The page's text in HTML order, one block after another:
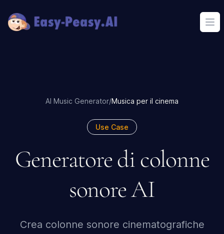
AI Music Generator/Musica per il cinema
Use Case
Generatore di colonne
sonore AI
Crea colonne sonore cinematografiche